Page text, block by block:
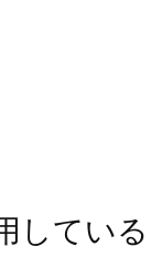
してい